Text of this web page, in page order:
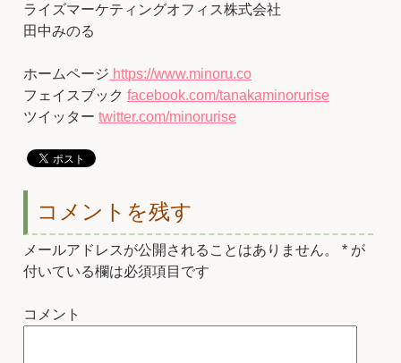
ライズマーケティングオフィス株式会社
田中みのる
ホームページ https://www.minoru.co
フェイスブックfacebook.com/tanakaminorurise
ツイッターtwitter.com/minorurise
コメントを残す
メールアドレスが公開されることはありません。 * が
付いている欄は必須項目です
コメント